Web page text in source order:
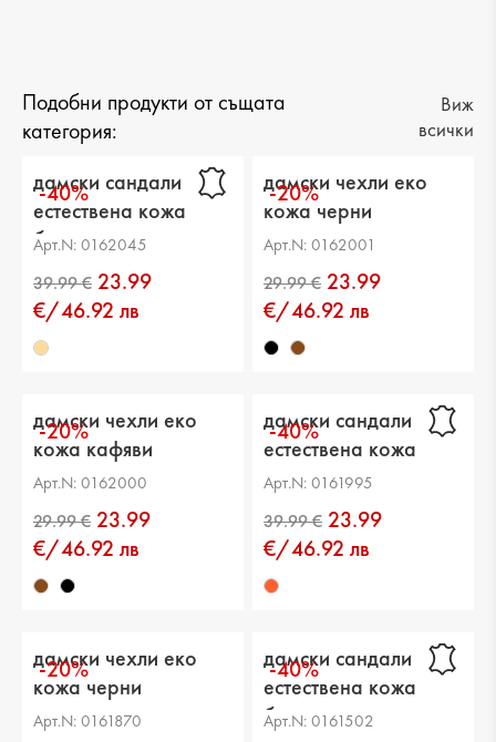
Подобни продукти от същата
категория:
Виж
всички
-40%
дамски сандали
естествена кожа
бежови
Арт.N: 0162045
23.99
€/46.92 лв
-20%
дамски чехли еко
кожа черни
Арт.N: 0162001
23.99
€/46.92 лв
-20%
дамски чехли еко
кожа кафяви
Арт.N: 0162000
23.99
€/46.92 лв
-40%
дамски сандали
естествена кожа
многоцветни
Арт.N: 0161995
23.99
€/46.92 лв
-20%
дамски чехли еко
кожа черни
Арт.N: 0161870
-40%
дамски сандали
естествена кожа
бели
Арт.N: 0161502